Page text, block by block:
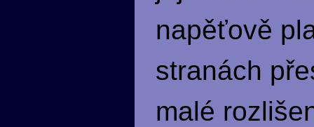
napěťově
stranách
malé